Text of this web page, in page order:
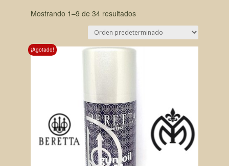
Mostrando 1–9 de 34 resultados
¡Agotado!